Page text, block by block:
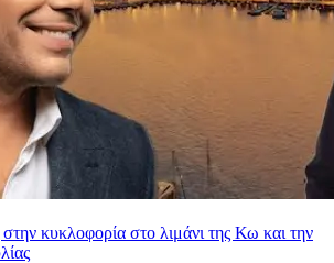
κυκλοφορία στο λιμάνι της Κω και την